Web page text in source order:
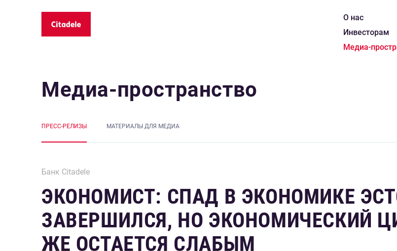
О нас
Инвесторам
Медиа-
Медиа-пространство
ПРЕСС-РЕЛИЗЫ MАТЕРИАЛЫ ДЛЯ МЕДИА
Банк Citadele
ЭКОНОМИСТ: СПАД В ЭКОНОМИКЕ
ЗАВЕРШИЛСЯ, НО ЭКОНОМИЧЕСКИЙ
ЖЕ ОСТАЕТСЯ СЛАБЫМ